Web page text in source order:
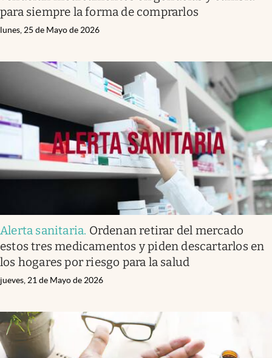
para siempre la forma de comprarlos
lunes, 25 de Mayo de 2026
Alerta sanitaria. Ordenan retirar del mercado
estos tres medicamentos y piden descartarlos en
los hogares por riesgo para la salud
jueves, 21 de Mayo de 2026